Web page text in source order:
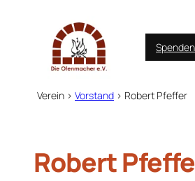
Verein > Vorstand > Robert Pfeffer
Robert